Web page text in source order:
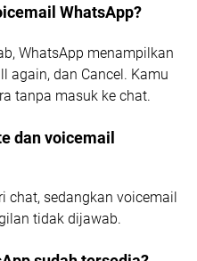
WhatsApp?
WhatsApp menampilkan
again, dan Cancel. Kamu
tanpa masuk ke chat.
dan voicemail
chat, sedangkan voicemail
tidak dijawab.